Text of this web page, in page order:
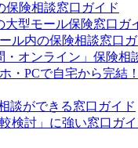
保険相談窓口ガイド
大型モール保険窓口ガ
ル内の保険相談窓口
・オンライン」保険相
・PCで自宅から完結！
談ができる窓口ガイド
検討」に強い窓口ガ